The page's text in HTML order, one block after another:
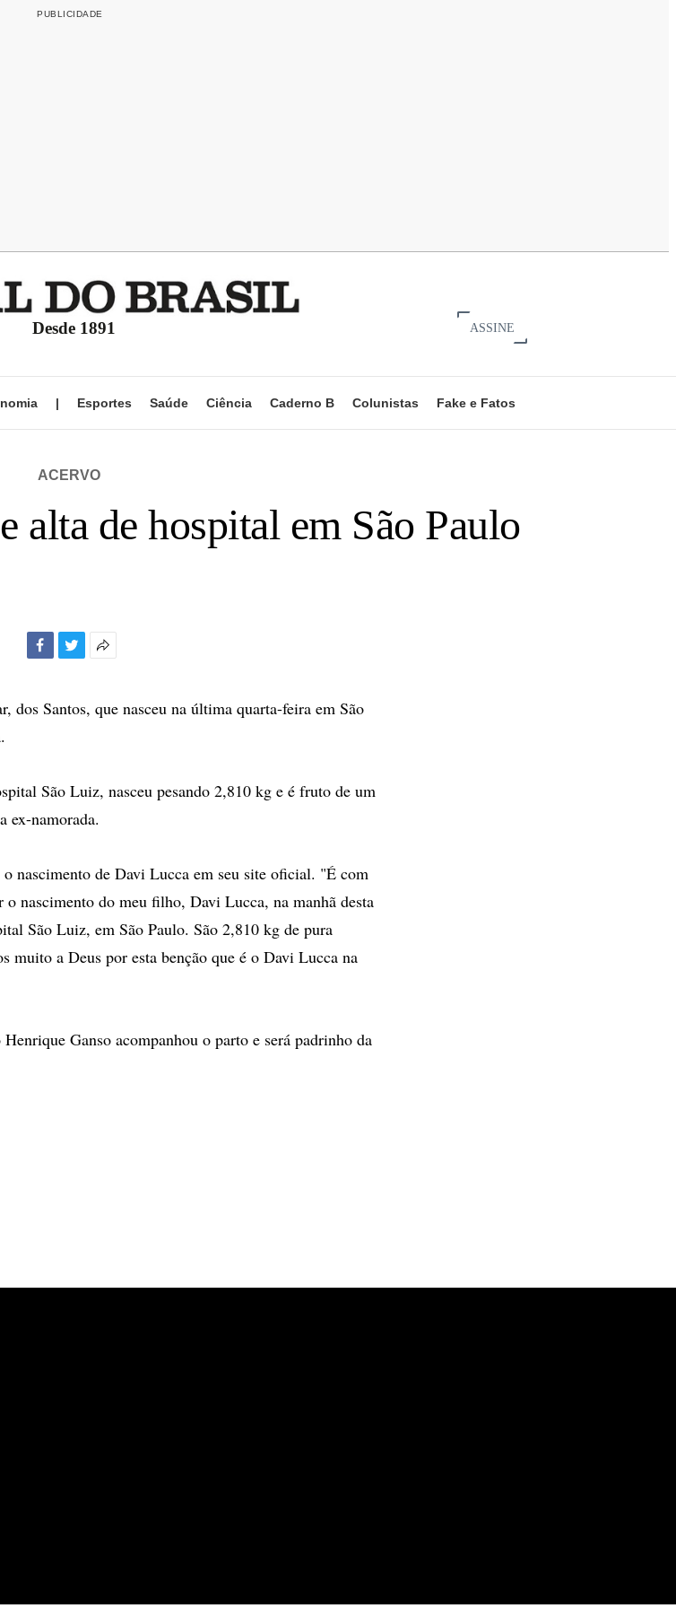
Desde 1891 ASSINE
| Esportes Saúde Ciência Caderno B Colunistas Fake e Fatos
ACERVO
alta de hospital em São Paulo
compartilhamento
dos Santos, que nasceu na última quarta-feira em São
São Luiz, nasceu pesando 2,810 kg e é fruto de um
ex-namorada.
nascimento de Davi Lucca em seu site oficial. "É com
nascimento do meu filho, Davi Lucca, na manhã desta
São Luiz, em São Paulo. São 2,810 kg de pura
muito a Deus por esta benção que é o Davi Lucca na
Ganso acompanhou o parto e será padrinho da